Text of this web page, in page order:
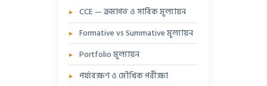
CCE — ক্রমাগত ও সার্বিক মূল্যায়ন
Formative vs Summative মূল্যায়ন
Portfolio মূল্যায়ন
পর্যবেক্ষণ ও মৌখিক পরীক্ষা